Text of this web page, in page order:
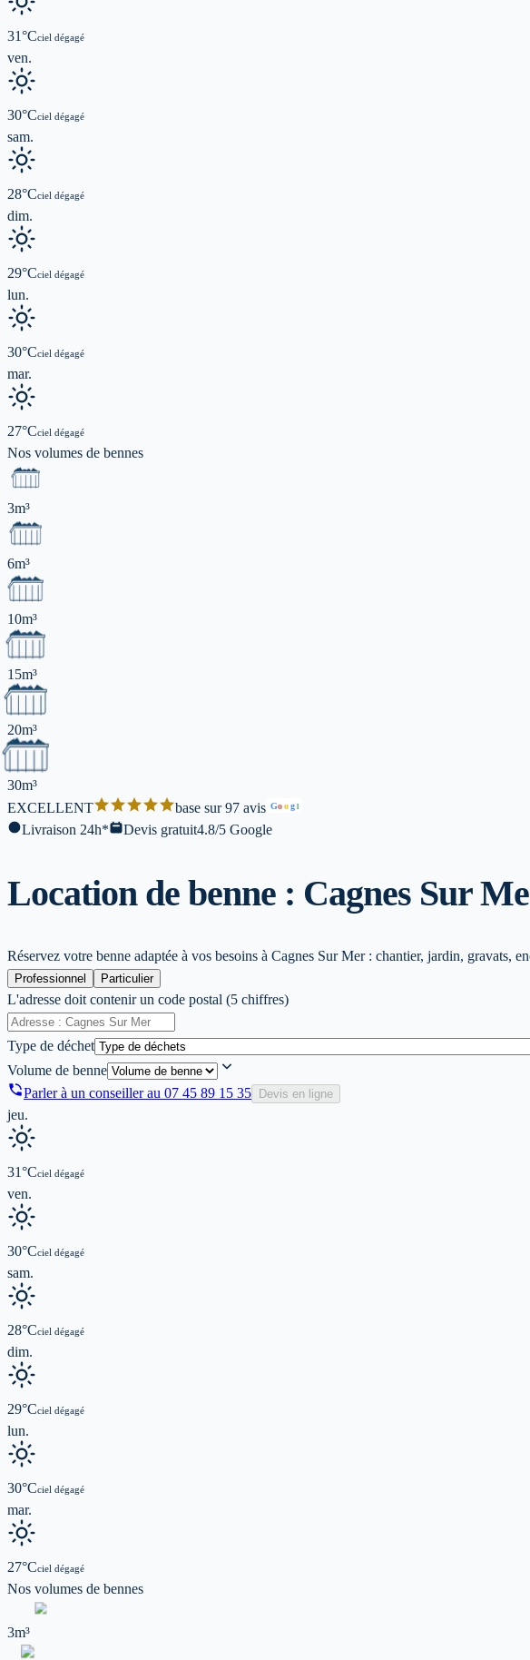
31°Cciel dégagé
ven.
30°Cciel dégagé
sam.
28°Cciel dégagé
dim.
29°Cciel dégagé
lun.
30°Cciel dégagé
mar.
27°Cciel dégagé
Nos volumes de bennes
3m³
6m³
10m³
15m³
20m³
30m³
EXCELLENT
base sur 97 avis Goog l
Livraison 24h* Devis gratuit4.8/5 Google
Location de benne : Cagnes Sur
Réservez votre benne adaptée à vos besoins à Cagnes Sur Mer : chantier, jardin, gravats,
Professionnel Particulier
L'adresse doit contenir un code postal (5 chiffres)
Type de déchet
Volume de benne
Parler à un conseiller au 07 45 89 15 35 Devis en ligne
jeu.
31°Cciel dégagé
ven.
30°Cciel dégagé
sam.
28°Cciel dégagé
dim.
29°Cciel dégagé
lun.
30°Cciel dégagé
mar.
27°Cciel dégagé
Nos volumes de bennes
3m³